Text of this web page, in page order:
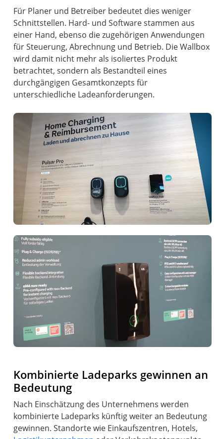
Für Planer und Betreiber bedeutet dies weniger
Schnittstellen. Hard- und Software stammen aus
einer Hand, ebenso die zugehörigen Anwendungen
für Steuerung, Abrechnung und Betrieb. Die Wallbox
wird damit nicht mehr als isoliertes Produkt
betrachtet, sondern als Bestandteil eines
durchgängigen Gesamtkonzepts für
unterschiedliche Ladeanforderungen.
Kombinierte Ladeparks gewinnen an
Bedeutung
Nach Einschätzung des Unternehmens werden
kombinierte Ladeparks künftig weiter an Bedeutung
gewinnen. Standorte wie Einkaufszentren, Hotels,